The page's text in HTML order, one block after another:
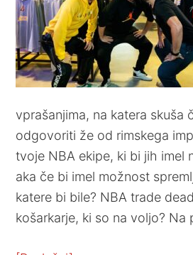
vprašanjima, na katera skuša
odgovoriti že od rimskega
tvoje NBA ekipe, ki bi jih imel
aka če bi imel možnost
katere bi bile? NBA trade
košarkarje, ki so na voljo?